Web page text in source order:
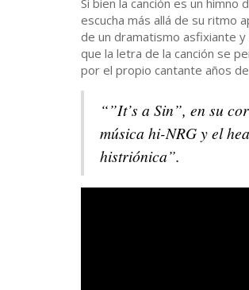
Si bien la canción es un
escucha más allá de su ritmo
de un dramatismo asfixiante
que la letra de la canción se
por el propio cantante años
“”It’s a Sin”, en su
música hi-NRG y el
histriónica”.